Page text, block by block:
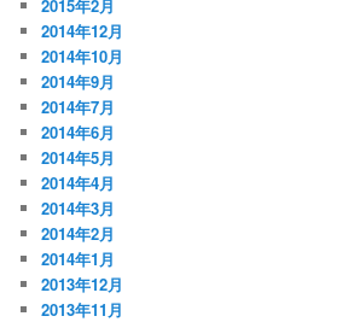
2015年2月
2014年12月
2014年10月
2014年9月
2014年7月
2014年6月
2014年5月
2014年4月
2014年3月
2014年2月
2014年1月
2013年12月
2013年11月